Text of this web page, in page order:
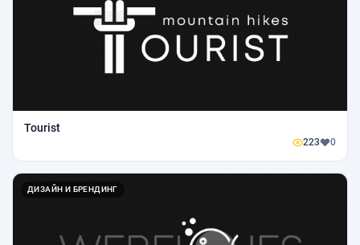
Tourist
223 0
ДИЗАЙН И БРЕНДИНГ